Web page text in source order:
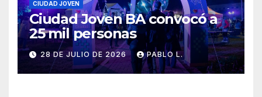
CIUDAD JOVEN
Ciudad Joven BA convocó a
25 mil personas
28 DE JULIO DE 2026 PABLO L.